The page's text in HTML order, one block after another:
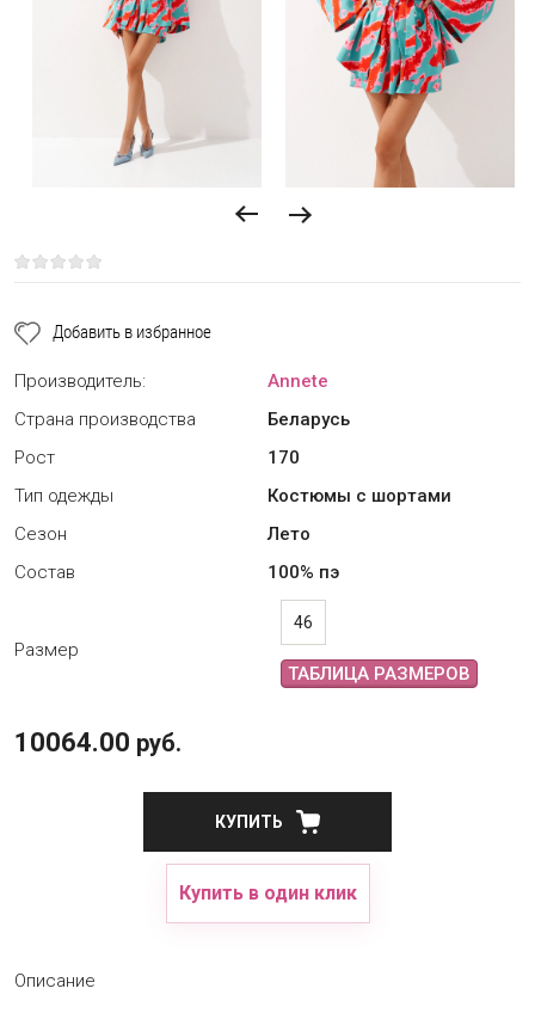
Добавить в избранное
Производитель:
Annete
Страна производства
Беларусь
Рост
170
Тип одежды
Костюмы с шортами
Сезон
Лето
Состав
100% пэ
Размер
46
ТАБЛИЦА РАЗМЕРОВ
10064.00 руб.
КУПИТЬ
Купить в один клик
Описание